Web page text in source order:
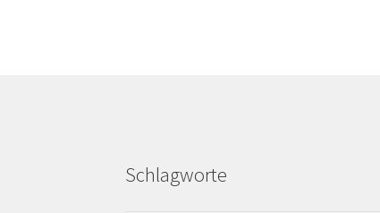
Schlagworte